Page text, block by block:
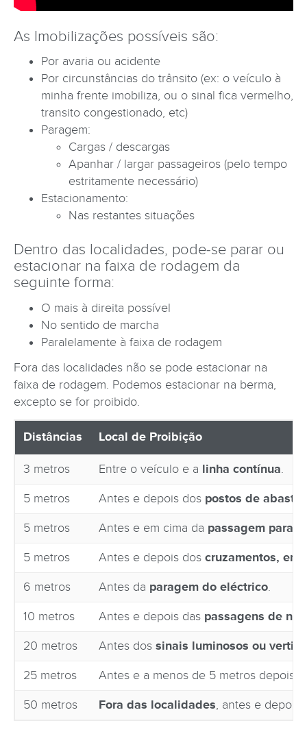
As Imobilizações possíveis são:
Por avaria ou acidente
Por circunstâncias do trânsito (ex: o veículo à
minha frente imobiliza, ou o sinal fica vermelho,
transito congestionado, etc)
Paragem:
Cargas / descargas
Apanhar / largar passageiros (pelo tempo
estritamente necessário)
Estacionamento:
Nas restantes situações
Dentro das localidades, pode-se parar ou
estacionar na faixa de rodagem da
seguinte forma:
O mais à direita possível
No sentido de marcha
Paralelamente à faixa de rodagem
Fora das localidades não se pode estacionar na
faixa de rodagem. Podemos estacionar na berma,
excepto se for proibido.
Distâncias Local de Proibição
3 metros Entre o veículo e a linha contínua.
5 metros Antes e depois dos postos de
5 metros Antes e em cima da passagem para
5 metros Antes e depois dos cruzamentos,
6 metros Antes da paragem do eléctrico.
10 metros Antes e depois das passagens de
20 metros Antes dos sinais luminosos ou
25 metros Antes e a menos de 5 metros depois
50 metros Fora das localidades, antes e depois